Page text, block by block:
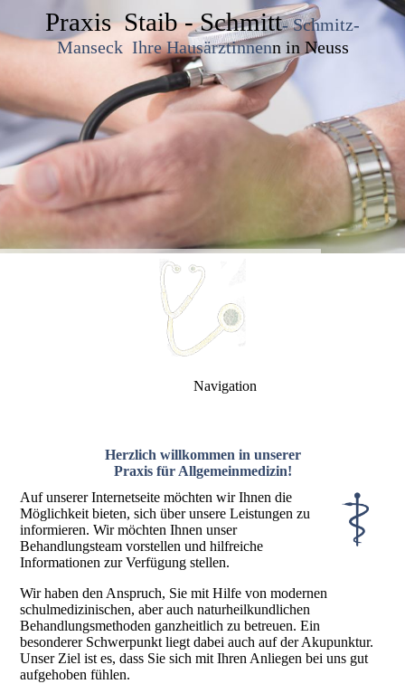
Praxis Staib - Schmitt- Schmitz-
Manseck Ihre Hausärztinnenn in Neuss
Navigation
Herzlich willkommen in unserer
Praxis für Allgemeinmedizin!
Auf unserer Internetseite möchten wir Ihnen die
Möglichkeit bieten, sich über unsere Leistungen zu
informieren. Wir möchten Ihnen unser
Behandlungsteam vorstellen und hilfreiche
Informationen zur Verfügung stellen.
Wir haben den Anspruch, Sie mit Hilfe von modernen
schulmedizinischen, aber auch naturheilkundlichen
Behandlungsmethoden ganzheitlich zu betreuen. Ein
besonderer Schwerpunkt liegt dabei auch auf der Akupunktur.
Unser Ziel ist es, dass Sie sich mit Ihren Anliegen bei uns gut
aufgehoben fühlen.